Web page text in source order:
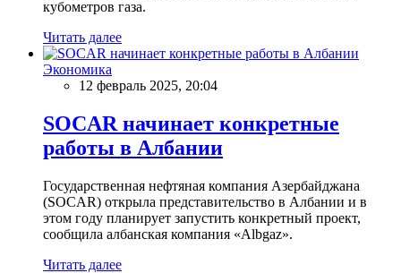
кубометров газа.
Читать далее
Экономика
12 февраль 2025, 20:04
SOCAR начинает конкретные
работы в Албании
Государственная нефтяная компания Азербайджана
(SOCAR) открыла представительство в Албании и в
этом году планирует запустить конкретный проект,
сообщила албанская компания «Albgaz».
Читать далее